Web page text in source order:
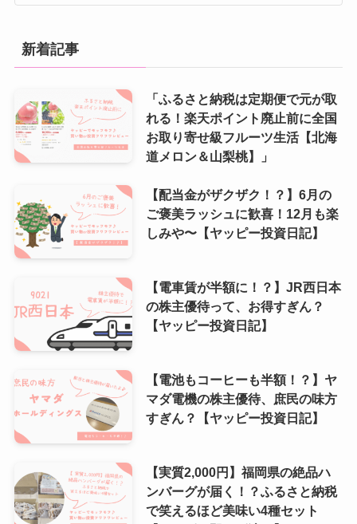
新着記事
「ふるさと納税は定期便で元が取
れる！楽天ポイント廃止前に全国
お取り寄せ級フルーツ生活【北海
道メロン＆山梨桃】」
【配当金がザクザク！？】6月の
ご褒美ラッシュに歓喜！12月も楽
しみや〜【ヤッピー投資日記】
【電車賃が半額に！？】JR西日本
の株主優待って、お得すぎん？
【ヤッピー投資日記】
【電池もコーヒーも半額！？】ヤ
マダ電機の株主優待、庶民の味方
すぎん？【ヤッピー投資日記】
【実質2,000円】福岡県の絶品ハ
ンバーグが届く！？ふるさと納税
で笑えるほど美味い4種セット